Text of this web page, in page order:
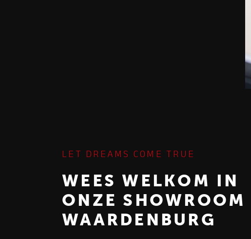
LET DREAMS COME TRUE
WEES WELKOM IN
ONZE SHOWROOM
WAARDENBURG